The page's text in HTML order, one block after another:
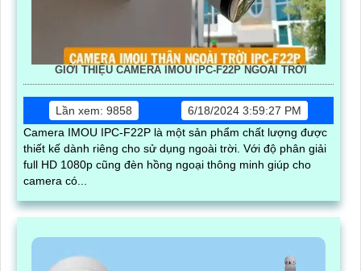
GIỚI THIỆU CAMERA IMOU IPC-F22P NGOÀI TRỜI
Lần xem: 9858
6/18/2024 3:59:27 PM
Camera IMOU IPC-F22P là một sản phẩm chất lượng được
thiết kế dành riêng cho sử dụng ngoài trời. Với độ phân giải
full HD 1080p cũng đèn hồng ngoại thông minh giúp cho
camera có...